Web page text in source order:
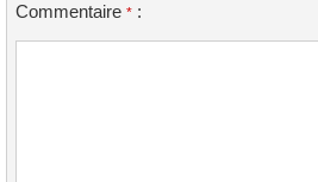
Commentaire * :